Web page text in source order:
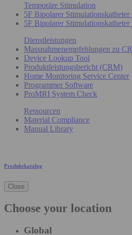
Temporäre Stimulation
5F Bipolarer Stimulationskatheter
5F Bipolarer
Dienstleistungen
Massnahmenempfehlungen zu
Device Lookup Tool
Produktleistungsbericht (CRM)
Home Monitoring Service Center
Programmer Software
ProMRI System Check
Ressourcen
Material Compliance
Manual Library
Produktkatalog
Close
Choose your location
Global